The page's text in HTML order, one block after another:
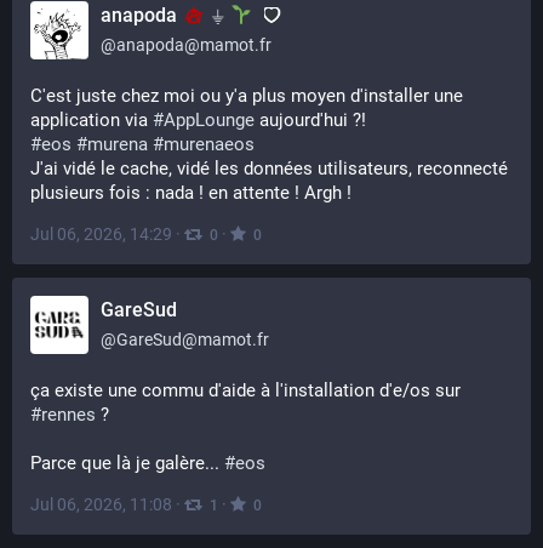
anapoda ⏚
@anapoda@mamot.fr
C'est juste chez moi ou y'a plus moyen d'installer une
application via #AppLounge aujourd'hui ?!
#eos #murena #murenaeos
J'ai vidé le cache, vidé les données utilisateurs, reconnecté
plusieurs fois : nada ! en attente ! Argh !
Jul 06, 2026, 14:29 · 0 · 0
GareSud
@GareSud@mamot.fr
#rennes ?
Parce que là je galère... #eos
Jul 06, 2026, 11:08 · 1 · 0